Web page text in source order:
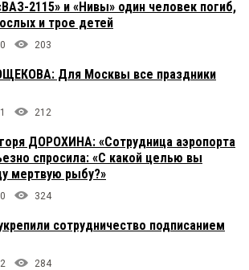
2115» и «Нивы» один человек погиб,
и трое детей
0 203
Для Москвы все праздники
1 212
ДОРОХИНА: «Сотрудница аэропорта
спросила: «С какой целью вы
мертвую рыбу?»
0 324
сотрудничество подписанием
2 284